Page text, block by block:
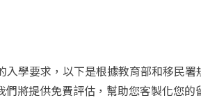
學要求，以下是根據教育部和移民署
將提供免費評估，幫助您客製化您的